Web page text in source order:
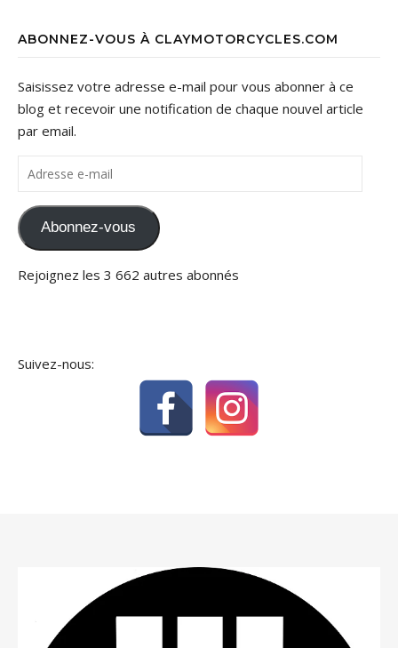
ABONNEZ-VOUS À CLAYMOTORCYCLES.COM
Saisissez votre adresse e-mail pour vous abonner à ce
blog et recevoir une notification de chaque nouvel article
par email.
Adresse e-mail
Abonnez-vous
Rejoignez les 3 662 autres abonnés
Suivez-nous: